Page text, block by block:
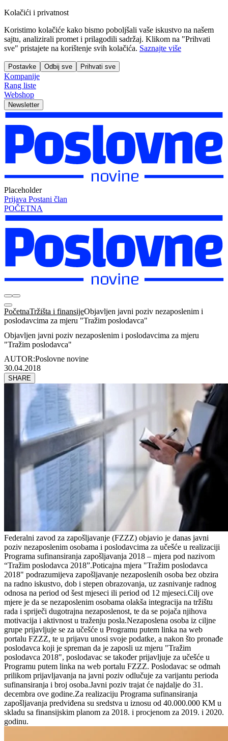
Kolačići i privatnost
Koristimo kolačiće kako bismo poboljšali vaše iskustvo na našem
sajtu, analizirali promet i prilagodili sadržaj. Klikom na "Prihvati
sve" pristajete na korištenje svih kolačića. Saznajte više
Postavke Odbij sve Prihvati sve
Kompanije
Rang liste
Webshop
Newsletter
Placeholder
Prijava Postani član
POČETNA
PočetnaTržišta i finansijeObjavljen javni poziv nezaposlenim i
poslodavcima za mjeru "Tražim poslodavca"
Objavljen javni poziv nezaposlenim i poslodavcima za mjeru
"Tražim poslodavca"
AUTOR:Poslovne novine
30.04.2018
SHARE
Federalni zavod za zapošljavanje (FZZZ) objavio je danas javni
poziv nezaposlenim osobama i poslodavcima za učešće u realizaciji
Programa sufinansiranja zapošljavanja 2018 – mjera pod nazivom
“Tražim poslodavca 2018”.Poticajna mjera "Tražim poslodavca
2018" podrazumijeva zapošljavanje nezaposlenih osoba bez obzira
na radno iskustvo, dob i stepen obrazovanja, uz zasnivanje radnog
odnosa na period od šest mjeseci ili period od 12 mjeseci.Cilj ove
mjere je da se nezaposlenim osobama olakša integracija na tržištu
rada i spriječi dugotrajna nezaposlenost, te da se pojača njihova
motivacija i aktivnost u traženju posla.Nezaposlena osoba iz ciljne
grupe prijavljuje se za učešće u Programu putem linka na web
portalu FZZZ, te u prijavu unosi svoje podatke, a nakon što pronađe
poslodavca koji je spreman da je zaposli uz mjeru "Tražim
poslodavca 2018", poslodavac se također prijavljuje za učešće u
Programu putem linka na web portalu FZZZ. Poslodavac se odmah
prilikom prijavljavanja na javni poziv odlučuje za varijantu perioda
sufinansiranja i broj osoba.Javni poziv trajat će najdalje do 31.
decembra ove godine.Za realizaciju Programa sufinansiranja
zapošljavanja predviđena su sredstva u iznosu od 40.000.000 KM u
skladu sa finansijskim planom za 2018. i procjenom za 2019. i 2020.
godinu.